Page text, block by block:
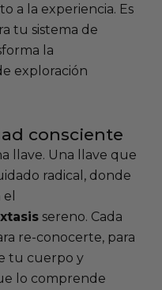
a la experiencia. Es
tu sistema de
la
exploración
consciente
llave. Una llave que
radical, donde
sereno. Cada
re-conocerte, para
tu cuerpo y
lo comprende